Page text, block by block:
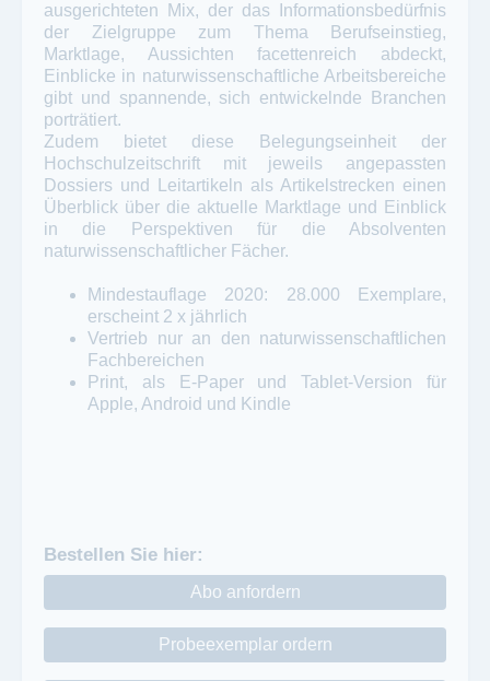
ausgerichteten Mix, der das Informationsbedürfnis
der Zielgruppe zum Thema Berufseinstieg,
Marktlage, Aussichten facettenreich abdeckt,
Einblicke in naturwissenschaftliche Arbeitsbereiche
gibt und spannende, sich entwickelnde Branchen
porträtiert.
Zudem bietet diese Belegungseinheit der
Hochschulzeitschrift mit jeweils angepassten
Dossiers und Leitartikeln als Artikelstrecken einen
Überblick über die aktuelle Marktlage und Einblick
in die Perspektiven für die Absolventen
naturwissenschaftlicher Fächer.
Mindestauflage 2020: 28.000 Exemplare,
erscheint 2 x jährlich
Vertrieb nur an den naturwissenschaftlichen
Fachbereichen
Print, als E-Paper und Tablet-Version für
Apple, Android und Kindle
Bestellen Sie hier:
Abo anfordern
Probeexemplar ordern